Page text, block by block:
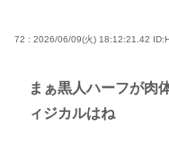
72 : 2026/06/09(火) 18:12:21.42
まぁ黒人ハーフが肉
ィジカルはね